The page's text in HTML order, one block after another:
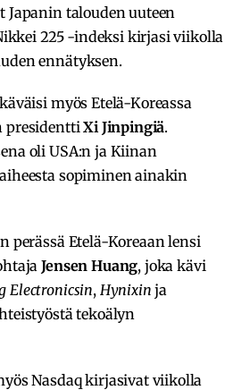
talouden uuteen
225 -indeksi kirjasi viikolla
ennätyksen.
myös Etelä-Koreassa
presidenttiXi Jinpingiä.
oli USA:n ja Kiinan
sopiminen ainakin
perässä Etelä-Koreaan lensi
Jensen Huang, joka kävi
Electronicsin, Hynixin ja
tekoälyn
Nasdaq kirjasivat viikolla